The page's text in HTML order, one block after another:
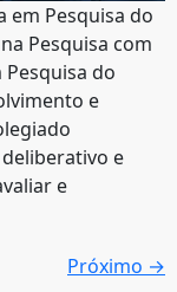
em Pesquisa do
Pesquisa com
Pesquisa do
e
e
e
Próximo →